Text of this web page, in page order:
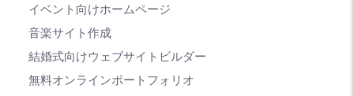
イベント向けホームページ
音楽サイト作成
結婚式向けウェブサイトビルダー
無料オンラインポートフォリオ